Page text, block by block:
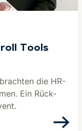
Tools
die HR-
Ein Rück-